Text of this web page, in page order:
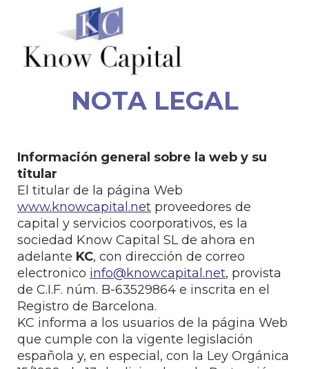
NOTA LEGAL
Información general sobre la web y su
titular
El titular de la página Web
www.knowcapital.net proveedores de
capital y servicios coorporativos, es la
sociedad Know Capital SL de ahora en
adelante KC, con dirección de correo
electronico info@knowcapital.net, provista
de C.I.F. núm. B-63529864 e inscrita en el
Registro de Barcelona.
KC informa a los usuarios de la página Web
que cumple con la vigente legislación
española y, en especial, con la Ley Orgánica